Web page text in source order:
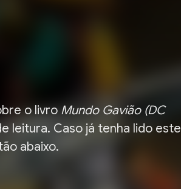
o livroMundo Gavião (DC
leitura. Caso já tenha lido este
abaixo.